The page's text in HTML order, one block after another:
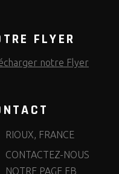
FLYER
notre Flyer
RIOUX, FRANCE
CONTACTEZ-NOUS
NOTRE PAGE FB